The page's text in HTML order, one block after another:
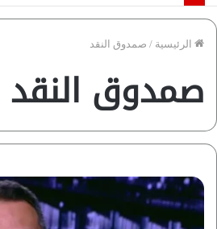
الرئيسية / صمدوق النقد
صمدوق النقد